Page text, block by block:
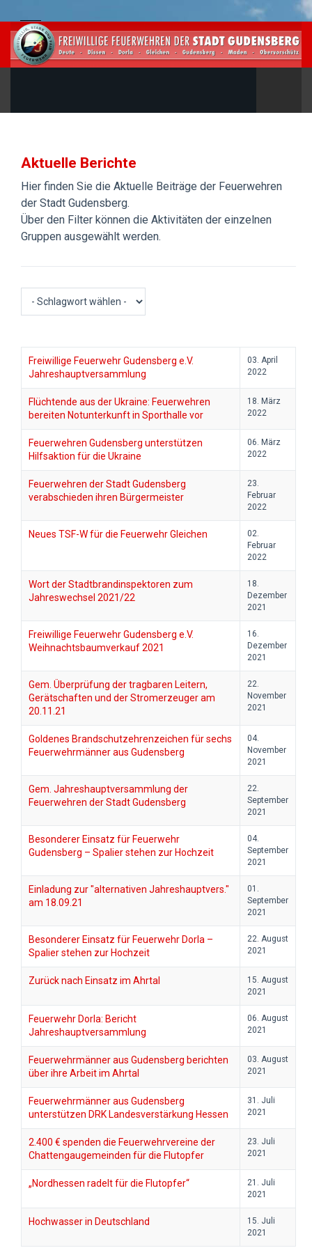
Aktuelle Berichte
Hier finden Sie die Aktuelle Beiträge der Feuerwehren
der Stadt Gudensberg.
Über den Filter können die Aktivitäten der einzelnen
Gruppen ausgewählt werden.
Freiwillige Feuerwehr Gudensberg e.V.
Jahreshauptversammlung
03. April
2022
Flüchtende aus der Ukraine: Feuerwehren
bereiten Notunterkunft in Sporthalle vor
18. März
2022
Feuerwehren Gudensberg unterstützen
Hilfsaktion für die Ukraine
06. März
2022
Feuerwehren der Stadt Gudensberg
verabschieden ihren Bürgermeister
23.
Februar
2022
Neues TSF-W für die Feuerwehr Gleichen
02.
Februar
2022
Wort der Stadtbrandinspektoren zum
Jahreswechsel 2021/22
18.
Dezember
2021
Freiwillige Feuerwehr Gudensberg e.V.
Weihnachtsbaumverkauf 2021
16.
Dezember
2021
Gem. Überprüfung der tragbaren Leitern,
Gerätschaften und der Stromerzeuger am
20.11.21
22.
November
2021
Goldenes Brandschutzehrenzeichen für sechs
Feuerwehrmänner aus Gudensberg
04.
November
2021
Gem. Jahreshauptversammlung der
Feuerwehren der Stadt Gudensberg
22.
September
2021
Besonderer Einsatz für Feuerwehr
Gudensberg – Spalier stehen zur Hochzeit
04.
September
2021
Einladung zur "alternativen Jahreshauptvers."
am 18.09.21
01.
September
2021
Besonderer Einsatz für Feuerwehr Dorla –
Spalier stehen zur Hochzeit
22. August
2021
Zurück nach Einsatz im Ahrtal
15. August
2021
Feuerwehr Dorla: Bericht
Jahreshauptversammlung
06. August
2021
Feuerwehrmänner aus Gudensberg berichten
über ihre Arbeit im Ahrtal
03. August
2021
Feuerwehrmänner aus Gudensberg
unterstützen DRK Landesverstärkung Hessen
31. Juli
2021
2.400 € spenden die Feuerwehrvereine der
Chattengaugemeinden für die Flutopfer
23. Juli
2021
„Nordhessen radelt für die Flutopfer“
21. Juli
2021
Hochwasser in Deutschland
15. Juli
2021